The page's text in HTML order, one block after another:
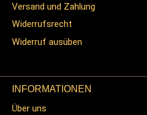
Versand und Zahlung
Widerrufsrecht
Widerruf ausüben
INFORMATIONEN
Über uns